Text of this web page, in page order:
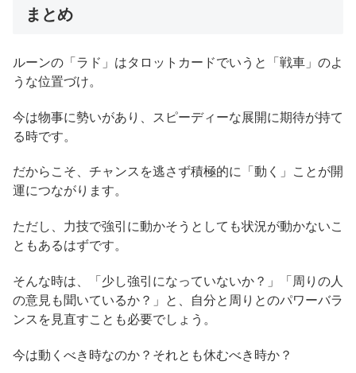
まとめ
ルーンの「ラド」はタロットカードでいうと「戦車」のよ
うな位置づけ。
今は物事に勢いがあり、スピーディーな展開に期待が持て
る時です。
だからこそ、チャンスを逃さず積極的に「動く」ことが開
運につながります。
ただし、力技で強引に動かそうとしても状況が動かないこ
ともあるはずです。
そんな時は、「少し強引になっていないか？」「周りの人
の意見も聞いているか？」と、自分と周りとのパワーバラ
ンスを見直すことも必要でしょう。
今は動くべき時なのか？それとも休むべき時か？